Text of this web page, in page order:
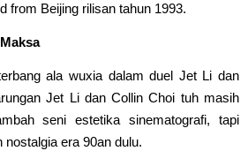
from Beijing rilisan tahun 1993.
ala wuxia dalam duel Jet Li dan
Jet Li dan Collin Choi tuh masih
seni estetika sinematografi, tapi
era 90an dulu.